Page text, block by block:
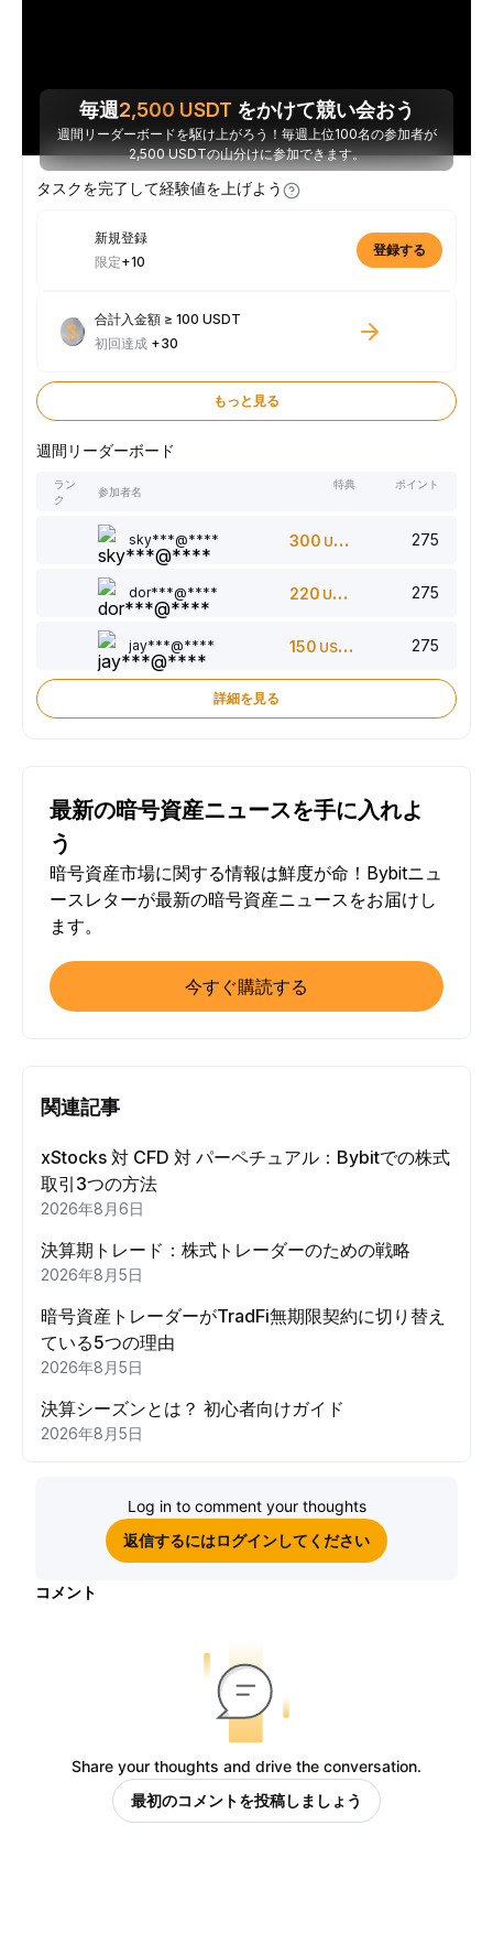
毎週2,500 USDT をかけて競い会おう
週間リーダーボードを駆け上がろう！毎週上位100名の参加者が
2,500 USDTの山分けに参加できます。
タスクを完了して経験値を上げよう
新規登録
限定+10
登録する
合計入金額 ≥ 100 USDT
初回達成 +30
もっと見る
週間リーダーボード
ラン
ク
参加者名
特典 ポイント
sky***@**** 300 USDT 275
dor***@**** 220 USDT 275
jay***@**** 150 USDT 275
詳細を見る
最新の暗号資産ニュースを手に入れよ
う
暗号資産市場に関する情報は鮮度が命！Bybitニュ
ースレターが最新の暗号資産ニュースをお届けし
ます。
今すぐ購読する
関連記事
xStocks 対 CFD 対 パーペチュアル：Bybitでの株式
取引3つの方法
2026年8月6日
決算期トレード：株式トレーダーのための戦略
2026年8月5日
暗号資産トレーダーがTradFi無期限契約に切り替え
ている5つの理由
2026年8月5日
決算シーズンとは？ 初心者向けガイド
2026年8月5日
Log in to comment your thoughts
返信するにはログインしてください
コメント
Share your thoughts and drive the conversation.
最初のコメントを投稿しましょう